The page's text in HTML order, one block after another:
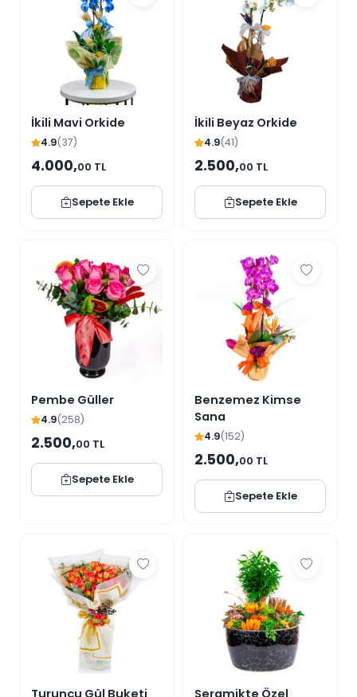
İkili Mavi Orkide
4.9(37)
4.000,00 TL
Sepete Ekle
İkili Beyaz Orkide
4.9(41)
2.500,00 TL
Sepete Ekle
Pembe Güller
4.9(258)
2.500,00 TL
Sepete Ekle
Benzemez Kimse
Sana
4.9(152)
2.500,00 TL
Sepete Ekle
Turuncu Gül Buketi
Seramikte Özel